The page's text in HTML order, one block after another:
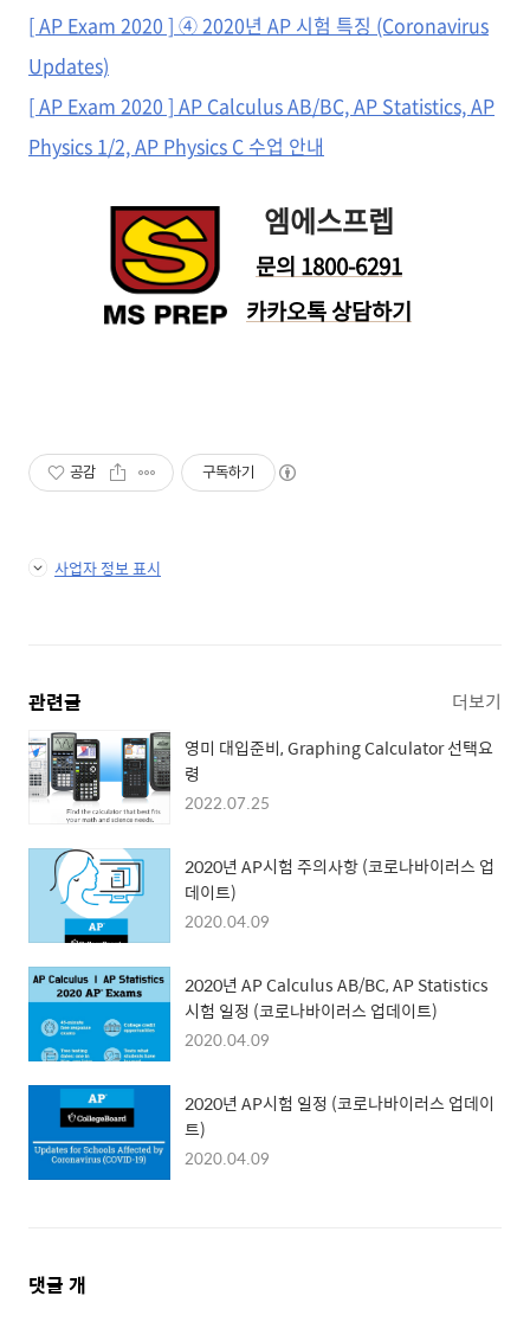
[ AP Exam 2020 ] ④ 2020년 AP 시험 특징 (Coronavirus
Updates)
[ AP Exam 2020 ] AP Calculus AB/BC, AP Statistics, AP
Physics 1/2, AP Physics C 수업 안내
엠에스프렙
문의 1800-6291
카카오톡 상담하기
공감 구독하기
사업자 정보 표시
관련글 더보기
영미 대입준비, Graphing Calculator 선택요
령
2022.07.25
2020년 AP시험 주의사항 (코로나바이러스 업
데이트)
2020.04.09
2020년 AP Calculus AB/BC, AP Statistics
시험 일정 (코로나바이러스 업데이트)
2020.04.09
2020년 AP시험 일정 (코로나바이러스 업데이
트)
2020.04.09
댓
댓글 개